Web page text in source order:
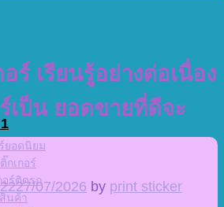
ยอดนิยม
กเกอร์
อร์ติดรถ
นค้า
ร์ เรียนรู้อย่างต่อเนื่อง
เป็น ยอดขายที่ดีจะ
27/07/2026 by print sticker